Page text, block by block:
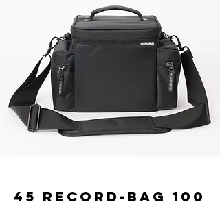
45 RECORD-BAG 100